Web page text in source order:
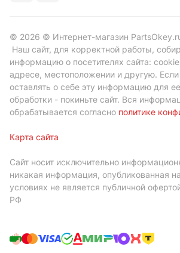
© 2026 © Интернет-магазин
Наш сайт, для корректной работы,
информацию о посетителях сайта:
адресе, местоположении и другую. Если
оставлять о себе эту информацию для
обработки - покиньте сайт. Вся
обрабатывается согласно политике
Карта сайта
Сайт носит исключительно
никакая информация, опубликованная
условиях не является публичной
РФ